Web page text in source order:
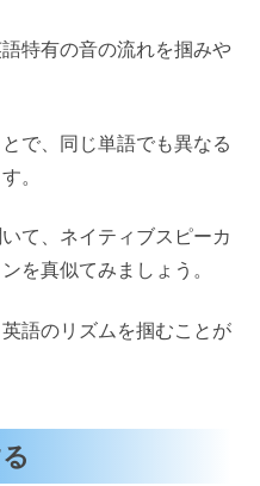
特有の音の流れを掴みや
で、同じ単語でも異なる
。
て、ネイティブスピーカ
を真似てみましょう。
語のリズムを掴むことが